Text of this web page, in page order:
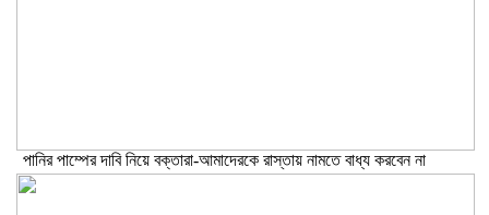
পানির পাম্পের দাবি নিয়ে বক্তারা-আমাদেরকে রাস্তায় নামতে বাধ্য করবেন না